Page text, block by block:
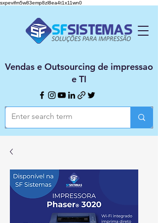
sxpevifm5w83emp8zl8ea4t1x11wn0
Vendas e Outsourcing de impressao
e TI